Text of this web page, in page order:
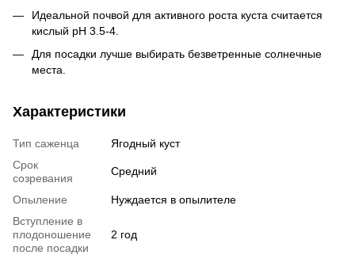
Идеальной почвой для активного роста куста считается
кислый рН 3.5-4.
Для посадки лучше выбирать безветренные солнечные
места.
Характеристики
Тип саженца
Ягодный куст
Срок
созревания
Средний
Опыление
Нуждается в опылителе
Вступление в
плодоношение
после посадки
2 год